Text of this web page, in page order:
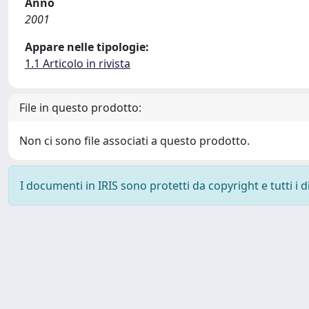
2001
Appare nelle tipologie:
1.1 Articolo in rivista
File in questo prodotto:
Non ci sono file associati a questo prodotto.
I documenti in IRIS sono protetti da copyright e tutti i